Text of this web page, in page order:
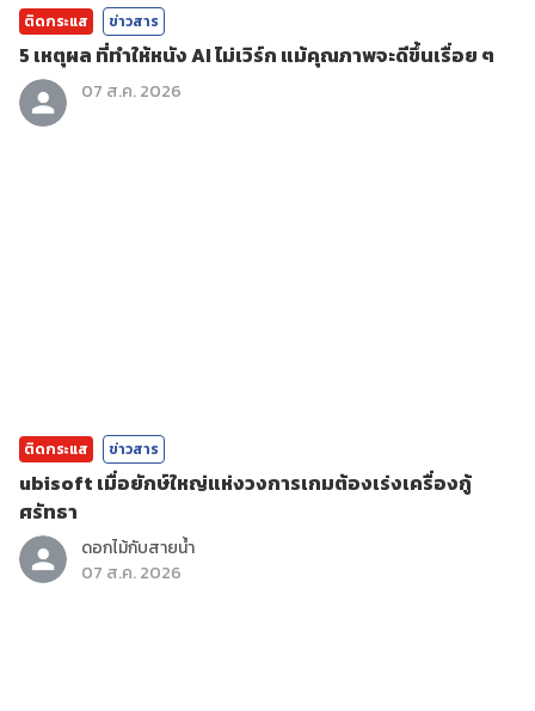
ติดกระแส ข่าวสาร
5 เหตุผล ที่ทำให้หนัง AI ไม่เวิร์ก แม้คุณภาพจะดีขึ้นเรื่อย ๆ
07 ส.ค. 2026
ติดกระแส ข่าวสาร
ubisoft เมื่อยักษ์ใหญ่แห่งวงการเกมต้องเร่งเครื่องกู้
ศรัทธา
ดอกไม้กับสายน้ำ
07 ส.ค. 2026